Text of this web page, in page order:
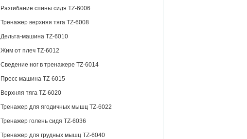
Разгибание спины сидя TZ-6006
Тренажер верхняя тяга TZ-6008
Дельта-машина TZ-6010
Жим от плеч TZ-6012
Сведение ног в тренажере TZ-6014
Пресс машина TZ-6015
Верхняя тяга TZ-6020
Тренажер для ягодичных мышц TZ-6022
Тренажер голень сидя TZ-6036
Тренажер для грудных мышц TZ-6040